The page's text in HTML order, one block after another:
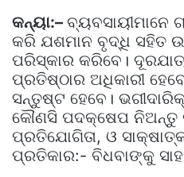
କନ୍ୟା:– ବ୍ୟବସାୟୀମାନେ
କରି ଯଶମାନ ବୃଦ୍ଧି ସହିତ
ପରିସ୍କାର କରିବେ।
ପ୍ରତିଷ୍ଠାର ଅଧିକାରୀ
ସନ୍ତୁଷ୍ଟ ହେବେ।
କୌଣସି ପଦକ୍ଷେପ ନିଅନ୍ତୁ
ପ୍ରତିଯୋଗିତା, ଓ
ପ୍ରତିକାର:- ବିଧବାଙ୍କୁ